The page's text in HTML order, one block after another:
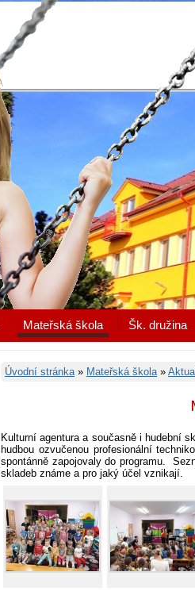
Mateřská škola Šk. družina
Úvodní stránka» Mateřská škola»
Kulturní agentura a současně i hudební
hudbou ozvučenou profesionální
spontánně zapojovaly do programu.
skladeb známe a pro jaký účel vznikají.